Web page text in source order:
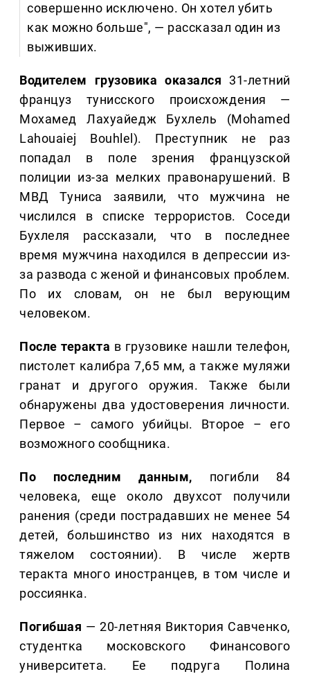
совершенно исключено. Он хотел убить
как можно больше", — рассказал один из
выживших.
Водителем грузовика оказался 31-летний
француз тунисского происхождения —
Мохамед Лахуайедж Бухлель (Mohamed
Lahouaiej Bouhlel). Преступник не раз
попадал в поле зрения французской
полиции из-за мелких правонарушений. В
МВД Туниса заявили, что мужчина не
числился в списке террористов. Соседи
Бухлеля рассказали, что в последнее
время мужчина находился в депрессии из-
за развода с женой и финансовых проблем.
По их словам, он не был верующим
человеком.
После теракта в грузовике нашли телефон,
пистолет калибра 7,65 мм, а также муляжи
гранат и другого оружия. Также были
обнаружены два удостоверения личности.
Первое – самого убийцы. Второе – его
возможного сообщника.
По последним данным, погибли 84
человека, еще около двухсот получили
ранения (среди пострадавших не менее 54
детей, большинство из них находятся в
тяжелом состоянии). В числе жертв
теракта много иностранцев, в том числе и
россиянка.
Погибшая — 20-летняя Виктория Савченко,
студентка московского Финансового
университета. Ее подруга Полина